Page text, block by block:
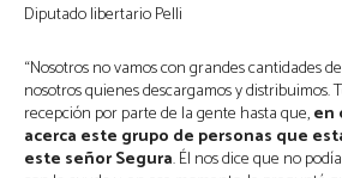
Diputado libertario Pelli
“Nosotros no vamos con grandes cantidades
nosotros quienes descargamos y distribuimos.
recepción por parte de la gente hasta que,en
acerca este grupo de personas que
este señor Segura. Él nos dice que no